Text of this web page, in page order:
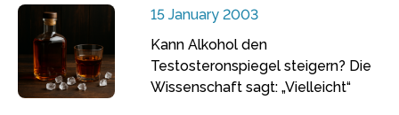
15 January 2003
Kann Alkohol den
Testosteronspiegel steigern? Die
Wissenschaft sagt: „Vielleicht“